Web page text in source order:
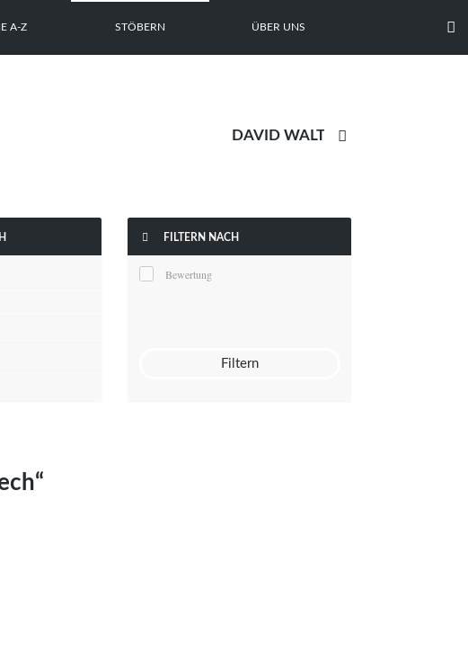
A-Z STÖBERN ÜBER UNS 

 FILTERN NACH
Bewertung
Filtern